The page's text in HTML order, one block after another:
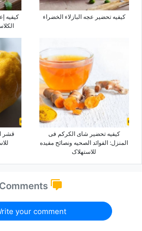
کیفیه تحضیر عجه البازلاء الخضراء
کیفیه
کیفیه تحضیر شای الکرکم فی
المنزل: الفوائد الصحیه ونصائح مفیده
للاستهلاک
قشر
Comments
your comment